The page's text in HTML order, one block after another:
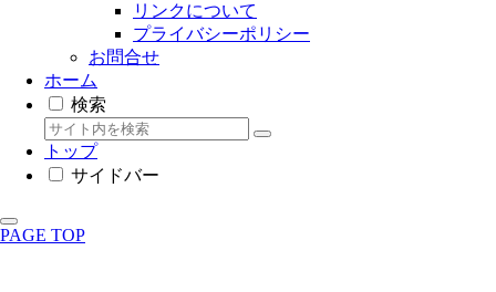
リンクについて
プライバシーポリシー
お問合せ
ホーム
検索
トップ
サイドバー
PAGE TOP